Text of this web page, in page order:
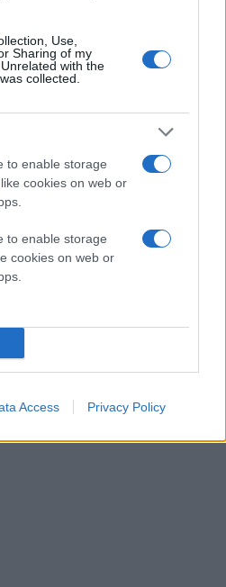
Use,
Sharing of my
with the
collected.
to enable storage
cookies on web or
to enable storage
cookies on web or
Access Privacy Policy